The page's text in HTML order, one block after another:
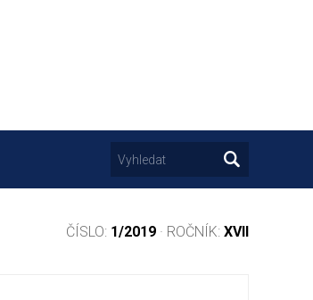
ČÍSLO: 1/2019 · ROČNÍK: XVII